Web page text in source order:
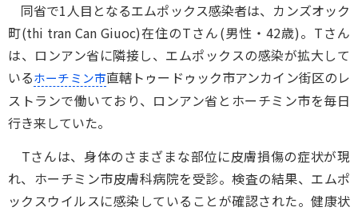
同省で1人目となるエムポックス感染者は、カンズオック
町(thi tran Can Giuoc)在住のTさん(男性・42歳)。Tさん
は、ロンアン省に隣接し、エムポックスの感染が拡大して
いるホーチミン市直轄トゥードゥック市アンカイン街区のレ
ストランで働いており、ロンアン省とホーチミン市を毎日
行き来していた。
Tさんは、身体のさまざまな部位に皮膚損傷の症状が現
れ、ホーチミン市皮膚科病院を受診。検査の結果、エムポ
ックスウイルスに感染していることが確認された。健康状